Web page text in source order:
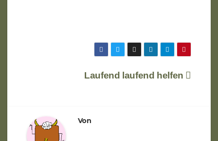
Beitragsnavigation
Laufend laufend helfen
Von